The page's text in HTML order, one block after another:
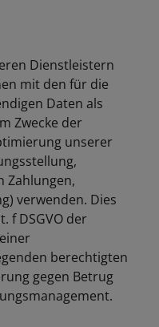
Dienstleistern
mit den für die
Daten als
Zwecke der
unserer
Zahlungen,
verwenden. Dies
f DSGVO der
berechtigten
gegen Betrug